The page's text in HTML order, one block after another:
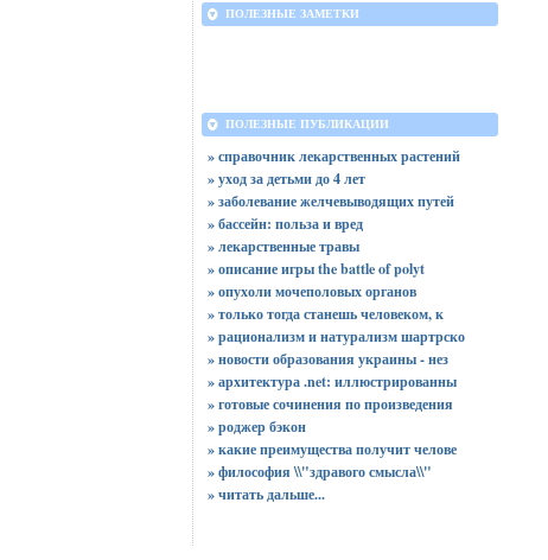
ПОЛЕЗНЫЕ ЗАМЕТКИ
ПОЛЕЗНЫЕ ПУБЛИКАЦИИ
» справочник лекарственных растений
» уход за детьми до 4 лет
» заболевание желчевыводящих путей
» бассейн: польза и вред
» лекарственные травы
» описание игры the battle of polyt
» опухоли мочеполовых органов
» только тогда станешь человеком, к
» рационализм и натурализм шартрско
» новости образования украины - нез
» архитектура .net: иллюстрированны
» готовые сочинения по произведения
» роджер бэкон
» какие преимущества получит челове
» философия \\"здравого смысла\\"
»читать дальше...